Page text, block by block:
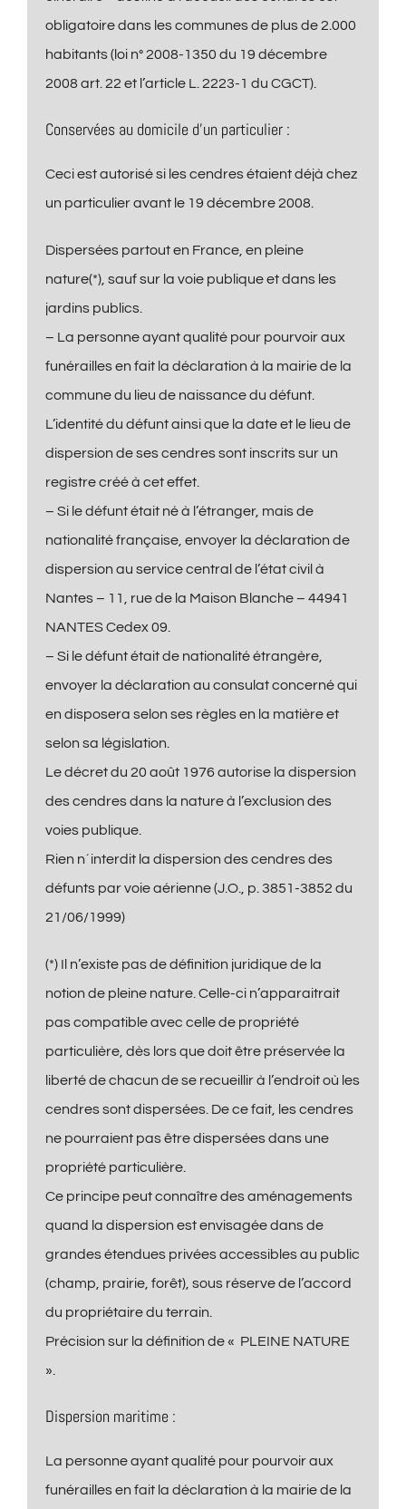
obligatoire dans les communes de plus de 2.000
habitants (loi n° 2008-1350 du 19 décembre
2008 art. 22 et l’article L. 2223-1 du CGCT).
Conservées au domicile d’un particulier :
Ceci est autorisé si les cendres étaient déjà chez
un particulier avant le 19 décembre 2008.
Dispersées partout en France, en pleine
nature(*), sauf sur la voie publique et dans les
jardins publics.
– La personne ayant qualité pour pourvoir aux
funérailles en fait la déclaration à la mairie de la
commune du lieu de naissance du défunt.
L’identité du défunt ainsi que la date et le lieu de
dispersion de ses cendres sont inscrits sur un
registre créé à cet effet.
– Si le défunt était né à l’étranger, mais de
nationalité française, envoyer la déclaration de
dispersion au service central de l’état civil à
Nantes – 11, rue de la Maison Blanche – 44941
NANTES Cedex 09.
– Si le défunt était de nationalité étrangère,
envoyer la déclaration au consulat concerné qui
en disposera selon ses règles en la matière et
selon sa législation.
Le décret du 20 août 1976 autorise la dispersion
des cendres dans la nature à l’exclusion des
voies publique.
Rien n´interdit la dispersion des cendres des
défunts par voie aérienne (J.O., p. 3851-3852 du
21/06/1999)
(*) Il n’existe pas de définition juridique de la
notion de pleine nature. Celle-ci n’apparaitrait
pas compatible avec celle de propriété
particulière, dès lors que doit être préservée la
liberté de chacun de se recueillir à l’endroit où les
cendres sont dispersées. De ce fait, les cendres
ne pourraient pas être dispersées dans une
propriété particulière.
Ce principe peut connaître des aménagements
quand la dispersion est envisagée dans de
grandes étendues privées accessibles au public
(champ, prairie, forêt), sous réserve de l’accord
du propriétaire du terrain.
Précision sur la définition de « PLEINE NATURE
».
Dispersion maritime :
La personne ayant qualité pour pourvoir aux
funérailles en fait la déclaration à la mairie de la